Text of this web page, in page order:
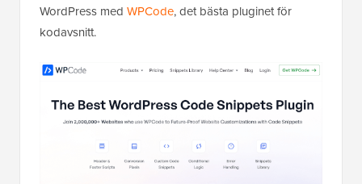
WordPress med WPCode, det bästa pluginet för
kodavsnitt.